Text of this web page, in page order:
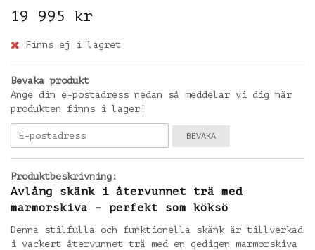
19 995 kr
Finns ej i lagret
Bevaka produkt
Ange din e-postadress nedan så meddelar vi dig när
produkten finns i lager!
BEVAKA
Produktbeskrivning:
Avlång skänk i återvunnet trä med
marmorskiva – perfekt som köksö
Denna stilfulla och funktionella skänk är tillverkad
i vackert återvunnet trä med en gedigen marmorskiva